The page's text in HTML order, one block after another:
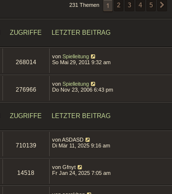
231 Themen 1 2 3 4 5
ZUGRIFFE LETZTER BEITRAG
268014
von Spielleitung
So Mai 29, 2011 9:32 am
276966
von Spielleitung
Do Nov 23, 2006 6:43 pm
ZUGRIFFE LETZTER BEITRAG
710139
vonASDASD
Di Mär 11, 2025 9:16 am
14518
von Gfnyt
Fr Jan 24, 2025 7:05 am